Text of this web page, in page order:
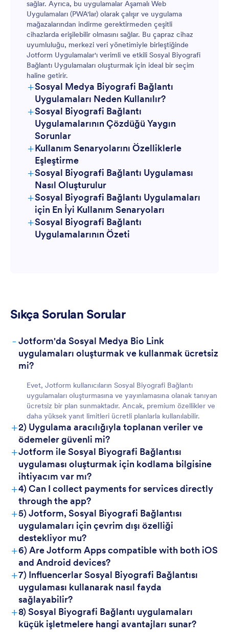
sağlar. Ayrıca, bu uygulamalar Aşamalı Web
Uygulamaları (PWA'lar) olarak çalışır ve uygulama
mağazalarından indirme gerektirmeden çeşitli
cihazlarda erişilebilir olmasını sağlar. Bu çapraz cihaz
uyumluluğu, merkezi veri yönetimiyle birleştiğinde
Jotform Uygulamalar'ı verimli ve etkili Sosyal Biyografi
Bağlantı Uygulamaları oluşturmak için ideal bir seçim
haline getirir.
+Sosyal Medya Biyografi Bağlantı
Uygulamaları Neden Kullanılır?
Çevrim Dışı Erişim
Sürükle-Bırak Oluşturucu
+Sosyal Biyografi Bağlantı
Uygulamalarının Çözdüğü Yaygın
Sorunlar
Dağınık Online Varlık
Sınırlı Sosyal Medya Biyografi Alanı
+Kullanım Senaryolarını Özelliklerle
Eşleştirme
Şablon Seçin
Kodlama Gerektirmeyen Uygulama
Oluşturucu ile Özelleştirin
"Restaurant Instagram Bio Link App"
Instagram Biyografi Bağlantısı
Uygulaması"nı
+Sosyal Biyografi Bağlantı Uygulaması
Nasıl Oluşturulur
+Sosyal Biyografi Bağlantı Uygulamaları
için En İyi Kullanım Senaryoları
Ekipler İçin
Analyzing the string for translation to tr-TR
(Turkish): The string contains HTML tags that
need to be preserved but can be repositioned
for natural Turkish flow. Key terms to
translate: - "For Customers" - "Müşteriler
İçin" - "Customers experience improved
interaction" - needs natural Turkish structure
- "Social Bio Link Apps" - brand/product
name, should remain in English - "simplify the
process" - "süreci kolaylaştırır" - "service
links, product catalogs, or contact
information" - "hizmet bağlantıları, ürün
katalogları veya iletişim bilgileri" - "single
access point" - "tek erişim noktası" -
"customer satisfaction and engagement" -
"müşteri memnuniyeti ve etkileşimi" -
"seamless experience" - "kesintisiz deneyim"
Following the examples provided, I need to: 1.
Use natural Turkish sentence structure (SOV)
+Sosyal Biyografi Bağlantı
Uygulamalarının Özeti
Sıkça Sorulan Sorular
- Jotform'da Sosyal Medya Bio Link
uygulamaları oluşturmak ve kullanmak ücretsiz
mi?
Evet, Jotform kullanıcıların Sosyal Biyografi Bağlantı
uygulamaları oluşturmasına ve yayınlamasına olanak tanıyan
ücretsiz bir plan sunmaktadır. Ancak, premium özellikler ve
daha yüksek yanıt limitleri ücretli planlarla kullanılabilir.
+2) Uygulama aracılığıyla toplanan veriler ve
ödemeler güvenli mi?
+Jotform ile Sosyal Biyografi Bağlantısı
uygulaması oluşturmak için kodlama bilgisine
ihtiyacım var mı?
+4) Can I collect payments for services directly
through the app?
+5) Jotform, Sosyal Biyografi Bağlantısı
uygulamaları için çevrim dışı özelliği
destekliyor mu?
+6) Are Jotform Apps compatible with both iOS
and Android devices?
+7) Influencerlar Sosyal Biyografi Bağlantısı
uygulaması kullanarak nasıl fayda
sağlayabilir?
+8) Sosyal Biyografi Bağlantı uygulamaları
küçük işletmelere hangi avantajları sunar?